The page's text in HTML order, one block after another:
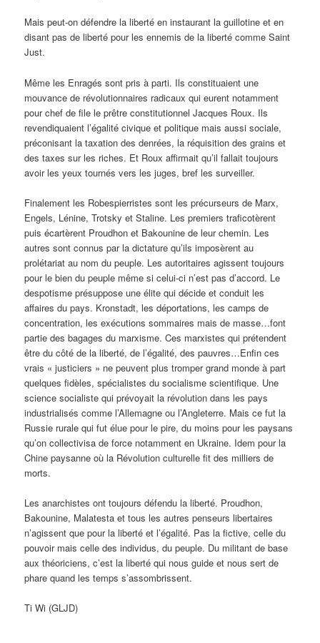
Mais peut-on défendre la liberté en instaurant la guillotine et en
disant pas de liberté pour les ennemis de la liberté comme Saint
Just.
Même les Enragés sont pris à parti. Ils constituaient une
mouvance de révolutionnaires radicaux qui eurent notamment
pour chef de file le prêtre constitutionnel Jacques Roux. Ils
revendiquaient l’égalité civique et politique mais aussi sociale,
préconisant la taxation des denrées, la réquisition des grains et
des taxes sur les riches. Et Roux affirmait qu’il fallait toujours
avoir les yeux tournés vers les juges, bref les surveiller.
Finalement les Robespierristes sont les précurseurs de Marx,
Engels, Lénine, Trotsky et Staline. Les premiers traficotèrent
puis écartèrent Proudhon et Bakounine de leur chemin. Les
autres sont connus par la dictature qu’ils imposèrent au
prolétariat au nom du peuple. Les autoritaires agissent toujours
pour le bien du peuple même si celui-ci n’est pas d’accord. Le
despotisme présuppose une élite qui décide et conduit les
affaires du pays. Kronstadt, les déportations, les camps de
concentration, les exécutions sommaires mais de masse…font
partie des bagages du marxisme. Ces marxistes qui prétendent
être du côté de la liberté, de l’égalité, des pauvres…Enfin ces
vrais « justiciers » ne peuvent plus tromper grand monde à part
quelques fidèles, spécialistes du socialisme scientifique. Une
science socialiste qui prévoyait la révolution dans les pays
industrialisés comme l’Allemagne ou l’Angleterre. Mais ce fut la
Russie rurale qui fut élue pour le pire, du moins pour les paysans
qu’on collectivisa de force notamment en Ukraine. Idem pour la
Chine paysanne où la Révolution culturelle fit des milliers de
morts.
Les anarchistes ont toujours défendu la liberté. Proudhon,
Bakounine, Malatesta et tous les autres penseurs libertaires
n’agissent que pour la liberté et l’égalité. Pas la fictive, celle du
pouvoir mais celle des individus, du peuple. Du militant de base
aux théoriciens, c’est la liberté qui nous guide et nous sert de
phare quand les temps s’assombrissent.
Ti Wi (GLJD)